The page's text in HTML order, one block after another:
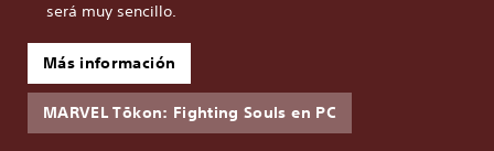
será muy sencillo.
Más información
MARVEL Tōkon: Fighting Souls en PC